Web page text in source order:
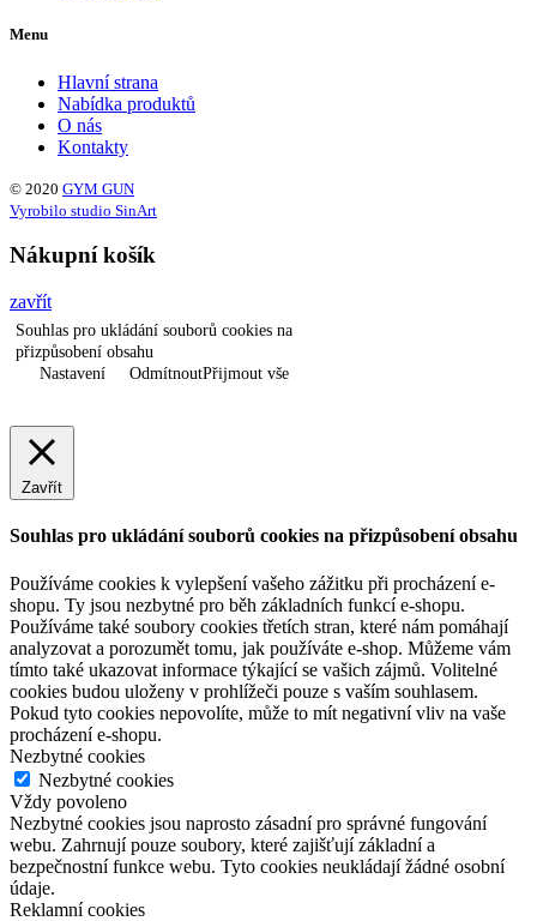
Menu
Hlavní strana
Nabídka produktů
O nás
Kontakty
© 2020 GYM GUN
Vyrobilo studio SinArt
Nákupní košík
zavřít
Souhlas pro ukládání souborů cookies na
přizpůsobení obsahu
Nastavení
OdmítnoutPřijmout vše
Zavřít
Souhlas pro ukládání souborů cookies na přizpůsobení obsahu
Používáme cookies k vylepšení vašeho zážitku při procházení e-
shopu. Ty jsou nezbytné pro běh základních funkcí e-shopu.
Používáme také soubory cookies třetích stran, které nám pomáhají
analyzovat a porozumět tomu, jak používáte e-shop. Můžeme vám
tímto také ukazovat informace týkající se vašich zájmů. Volitelné
cookies budou uloženy v prohlížeči pouze s vaším souhlasem.
Pokud tyto cookies nepovolíte, může to mít negativní vliv na vaše
procházení e-shopu.
Nezbytné cookies
Nezbytné cookies
Vždy povoleno
Nezbytné cookies jsou naprosto zásadní pro správné fungování
webu. Zahrnují pouze soubory, které zajišťují základní a
bezpečnostní funkce webu. Tyto cookies neukládají žádné osobní
údaje.
Reklamní cookies